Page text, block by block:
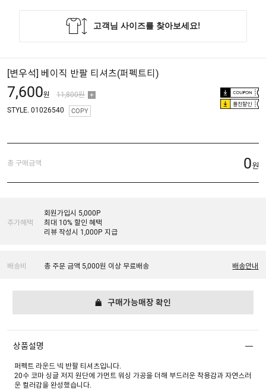
[변우석] 베이직 반팔 티셔츠(퍼펙트티)
7,600원 11,800원
플친할인
STYLE. 01026540 COPY
총 구매금액 0원
추가혜택
회원가입시 5,000P
최대 10% 할인 혜택
리뷰 작성시 1,000P 지급
배송비 총 주문 금액 5,000원 이상 무료배송 배송안내
구매가능매장 확인
상품설명
퍼펙트 라운드 넥 반팔 티셔츠입니다.
20수 코마 싱글 저지 원단에 가먼트 워싱 가공을 더해 부드러운 착용감과 자연스러
운 컬러감을 완성했습니다.